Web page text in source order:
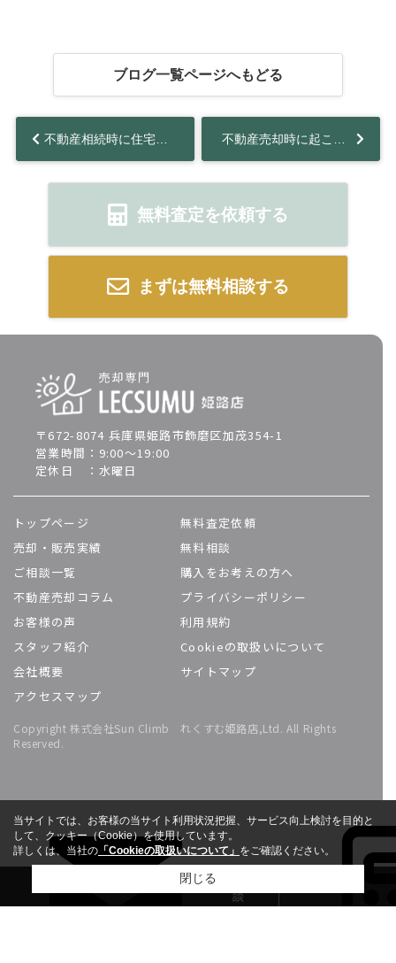
談
ブログ一覧ページへもどる
不動産相続時に住宅ローンが残っていた！返済義務の有無や対処法を解説...
無料査定を依頼する
まずは無料相談する
〒672-8074 兵庫県姫路市飾磨区加茂354-1
営業時間：9:00～19:00
定休日 ：水曜日
トップページ
売却・販売実績
ご相談一覧
不動産売却コラム
お客様の声
スタッフ紹介
会社概要
アクセスマップ
無料査定依頼
無料相談
購入をお考えの方へ
プライバシーポリシー
利用規約
Cookieの取扱いについて
サイトマップ
Copyright 株式会社Sun Climb れくすむ姫路店,Ltd. All Rights
Reserved.
当サイトでは、お客様の当サイト利用状況把握、サービス向上検討を目的と
して、クッキー（Cookie）を使用しています。
詳しくは、当社の 「Cookieの取扱いについて」 をご確認ください。
閉じる